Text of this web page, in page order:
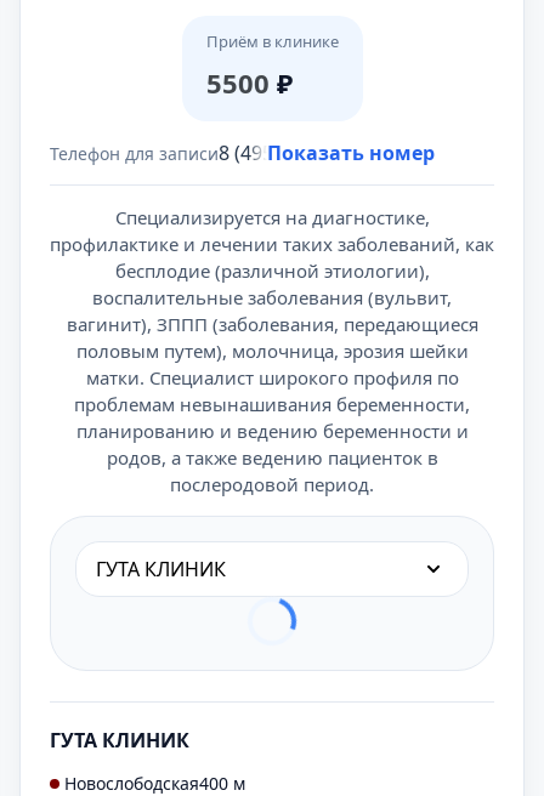
Приём в клинике
5500 ₽
Телефон для записи8 (495) 431-69-47
Показать номер
Специализируется на диагностике,
профилактике и лечении таких заболеваний, как
бесплодие (различной этиологии),
воспалительные заболевания (вульвит,
вагинит), ЗППП (заболевания, передающиеся
половым путем), молочница, эрозия шейки
матки. Специалист широкого профиля по
проблемам невынашивания беременности,
планированию и ведению беременности и
родов, а также ведению пациенток в
послеродовой период.
ГУТА КЛИНИК
ГУТА КЛИНИК
Новослободская400 м